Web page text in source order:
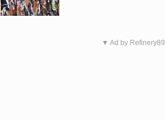
▼ Ad by Refinery89